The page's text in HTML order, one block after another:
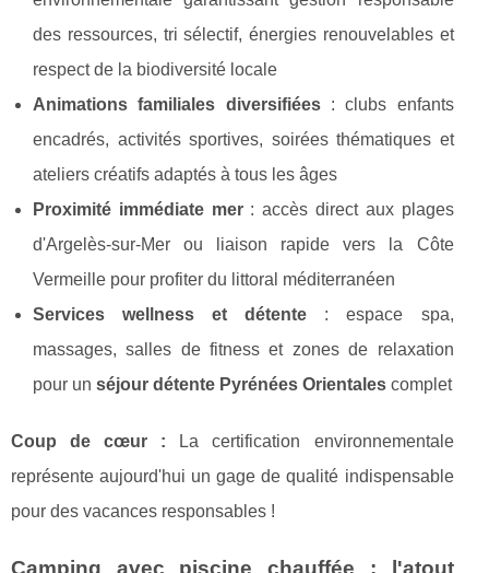
des ressources, tri sélectif, énergies renouvelables et
respect de la biodiversité locale
Animations familiales diversifiées: clubs enfants
encadrés, activités sportives, soirées thématiques et
ateliers créatifs adaptés à tous les âges
Proximité immédiate mer: accès direct aux plages
d'Argelès-sur-Mer ou liaison rapide vers la Côte
Vermeille pour profiter du littoral méditerranéen
Services wellness et détente : espace spa,
massages, salles de fitness et zones de relaxation
pour un séjour détente Pyrénées Orientales complet
Coup de cœur : La certification environnementale
représente aujourd'hui un gage de qualité indispensable
pour des vacances responsables !
Camping avec piscine chauffée : l'atout